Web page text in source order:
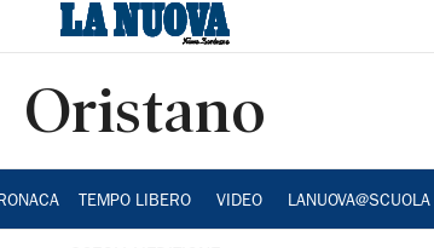
Oristano
TEMPO LIBERO VIDEO LANUOVA@SCUOLA